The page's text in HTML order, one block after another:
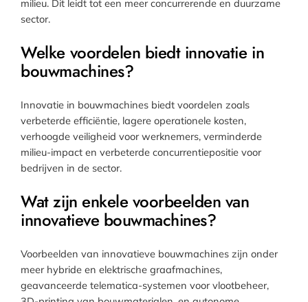
milieu. Dit leidt tot een meer concurrerende en duurzame
sector.
Welke voordelen biedt innovatie in
bouwmachines?
Innovatie in bouwmachines biedt voordelen zoals
verbeterde efficiëntie, lagere operationele kosten,
verhoogde veiligheid voor werknemers, verminderde
milieu-impact en verbeterde concurrentiepositie voor
bedrijven in de sector.
Wat zijn enkele voorbeelden van
innovatieve bouwmachines?
Voorbeelden van innovatieve bouwmachines zijn onder
meer hybride en elektrische graafmachines,
geavanceerde telematica-systemen voor vlootbeheer,